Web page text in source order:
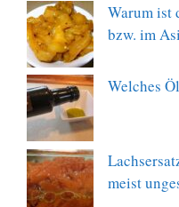
Warum ist
bzw. im
Welches
meist